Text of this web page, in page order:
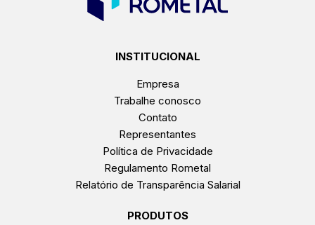
INSTITUCIONAL
Empresa
Trabalhe conosco
Contato
Representantes
Política de Privacidade
Regulamento Rometal
Relatório de Transparência Salarial
PRODUTOS